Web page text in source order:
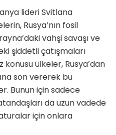
lideri Svitlana
Rusya’nın fosil
vahşi savaşı ve
şiddetli çatışmaları
ülkeler, Rusya’dan
son vererek bu
Bunun için sadece
da uzun vadede
için onlara